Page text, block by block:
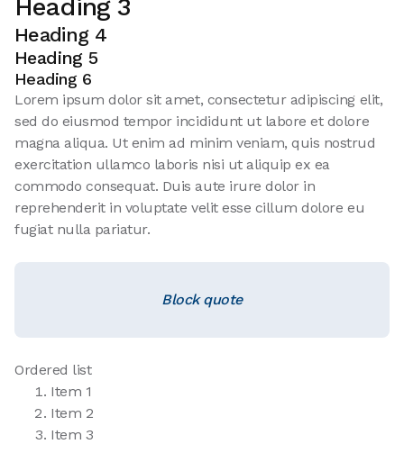
Heading 3
Heading 4
Heading 5
Heading 6
Lorem ipsum dolor sit amet, consectetur adipiscing elit,
sed do eiusmod tempor incididunt ut labore et dolore
magna aliqua. Ut enim ad minim veniam, quis nostrud
exercitation ullamco laboris nisi ut aliquip ex ea
commodo consequat. Duis aute irure dolor in
reprehenderit in voluptate velit esse cillum dolore eu
fugiat nulla pariatur.
Block quote
Ordered list
Item 1
Item 2
Item 3